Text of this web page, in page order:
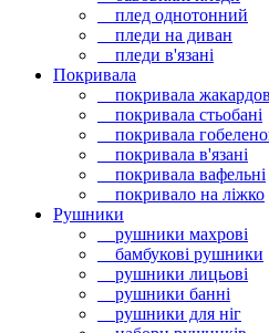
плед однотонний
пледи на диван
пледи в'язані
Покривала
покривала
покривала стьобані
покривала
покривала в'язані
покривала вафельні
покривало на ліжко
Рушники
рушники махрові
бамбукові рушники
рушники лицьові
рушники банні
рушники для ніг